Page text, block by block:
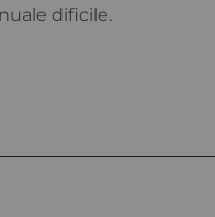
dificile.